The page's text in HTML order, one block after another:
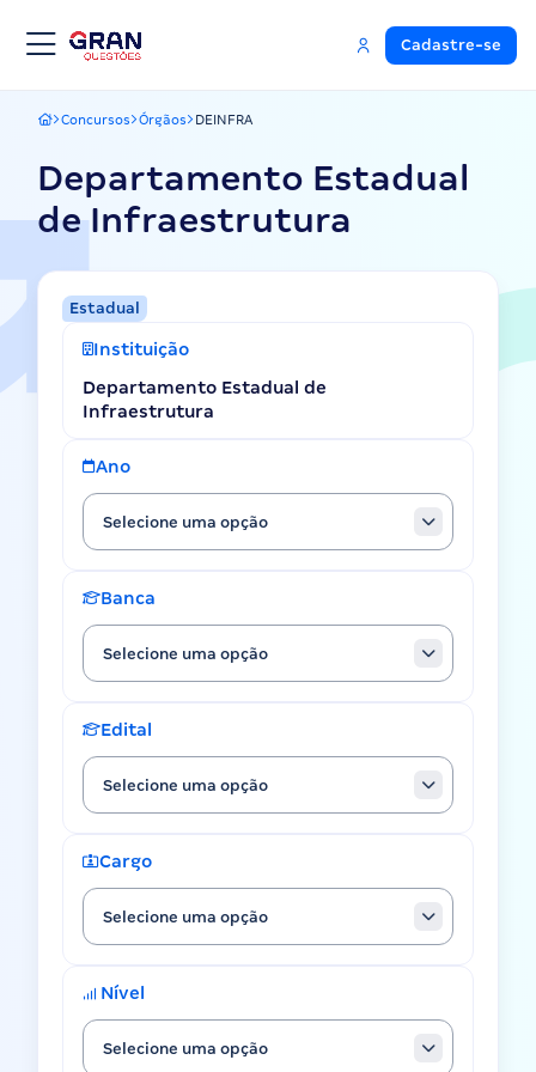
Cadastre-se
Gran Questões
Concursos Órgãos DEINFRA
Departamento Estadual
de Infraestrutura
Estadual
Instituição
Departamento Estadual de
Infraestrutura
Ano
Selecione uma opção
Banca
Selecione uma opção
Edital
Selecione uma opção
Cargo
Selecione uma opção
Nível
Selecione uma opção